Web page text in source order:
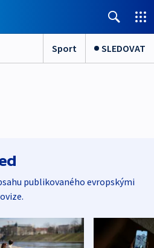
Sport SLEDOVAT
publikovaného evropskými